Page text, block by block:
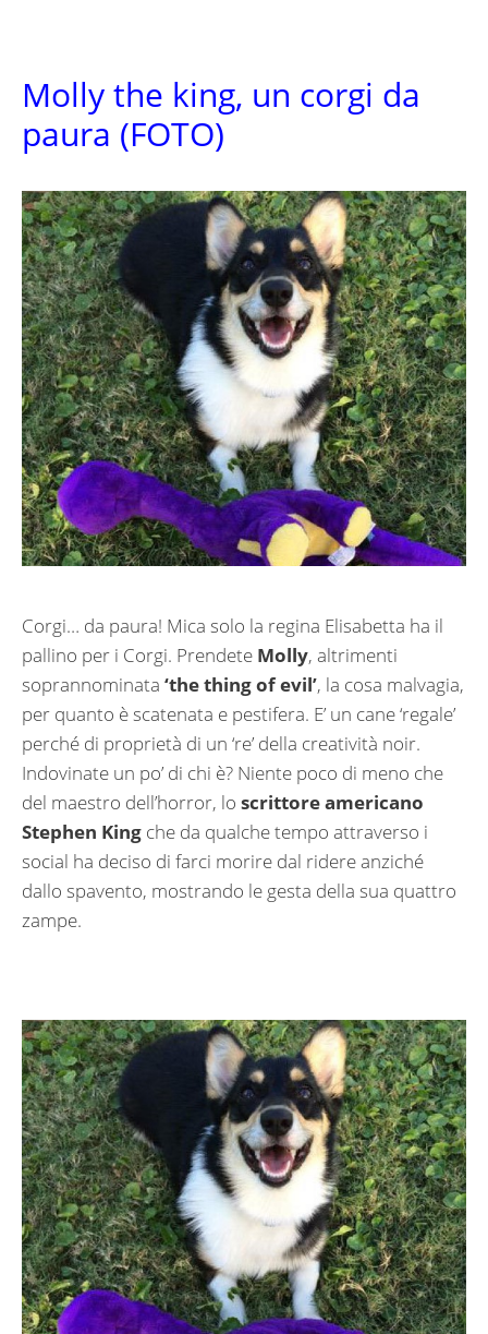
Molly the king, un corgi da
paura (FOTO)
Corgi… da paura! Mica solo la regina Elisabetta ha il
pallino per i Corgi. Prendete Molly, altrimenti
soprannominata ‘the thing of evil’, la cosa malvagia,
per quanto è scatenata e pestifera. E’ un cane ‘regale’
perché di proprietà di un ‘re’ della creatività noir.
Indovinate un po’ di chi è? Niente poco di meno che
del maestro dell’horror, lo scrittore americano
Stephen King che da qualche tempo attraverso i
social ha deciso di farci morire dal ridere anziché
dallo spavento, mostrando le gesta della sua quattro
zampe.